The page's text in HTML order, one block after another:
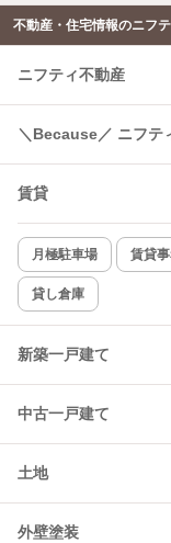
エアコンあり
温水洗浄便座
コンロ2口以上
新着のみ
該当件数:
不動産・住宅情報のニフ
ニフティ不動産
＼Because／ ニフテ
賃貸
月極駐車場 賃貸
貸し倉庫
新築一戸建て
中古一戸建て
土地
外壁塗装